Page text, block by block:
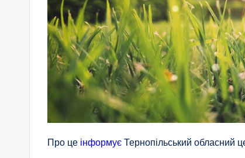
Про це інформує Тернопільський обласний